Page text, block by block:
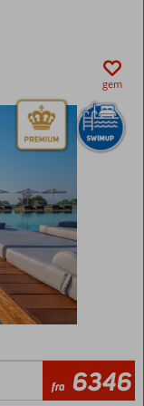
gem
fra 6346